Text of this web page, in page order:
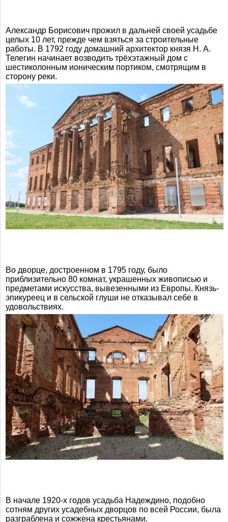
Александр Борисович прожил в дальней своей усадьбе
целых 10 лет, прежде чем взяться за строительные
работы. В 1792 году домашний архитектор князя Н. А.
Телегин начинает возводить трёхэтажный дом с
шестиколонным ионическим портиком, смотрящим в
сторону реки.
Во дворце, достроенном в 1795 году, было
приблизительно 80 комнат, украшенных живописью и
предметами искусства, вывезенными из Европы. Князь-
эпикуреец и в сельской глуши не отказывал себе в
удовольствиях.
В начале 1920-х годов усадьба Надеждино, подобно
сотням других усадебных дворцов по всей России, была
разграблена и сожжена крестьянами.